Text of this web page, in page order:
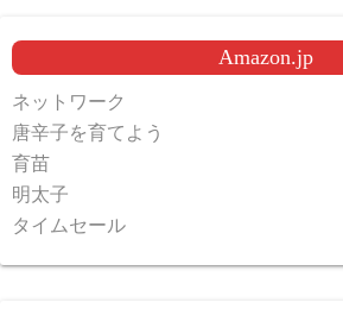
Amazon.jp
ネットワーク
唐辛子を育てよう
育苗
明太子
タイムセール